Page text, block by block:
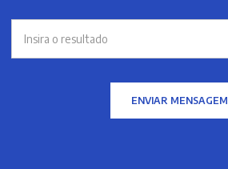
ENVIAR MENSAGEM